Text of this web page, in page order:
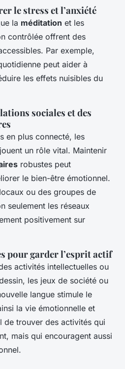
le stress et l’anxiété
la méditation et les
contrôlée offrent des
Par exemple,
peut aider à
les effets nuisibles du
sociales et des
en plus connecté, les
un rôle vital. Maintenir
robustes peut
le bien-être émotionnel.
ou des groupes de
seulement les réseaux
positivement sur
pour garder l’esprit actif
activités intellectuelles ou
les jeux de société ou
langue stimule le
la vie émotionnelle et
de trouver des activités qui
mais qui encouragent aussi